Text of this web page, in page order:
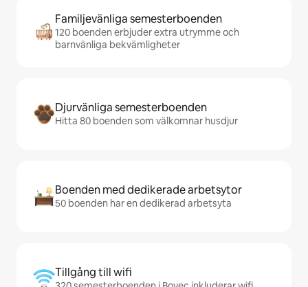
Familjevänliga semesterboenden
120 boenden erbjuder extra utrymme och
barnvänliga bekvämligheter
Djurvänliga semesterboenden
Hitta 80 boenden som välkomnar husdjur
Boenden med dedikerade arbetsytor
50 boenden har en dedikerad arbetsyta
Tillgång till wifi